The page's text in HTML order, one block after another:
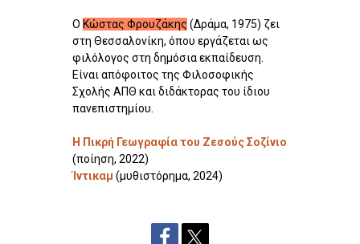
Ο Κώστας Φρουζάκης (Δράμα, 1975) ζει
στη Θεσσαλονίκη, όπου εργάζεται ως
φιλόλογος στη δημόσια εκπαίδευση.
Είναι απόφοιτος της Φιλοσοφικής
Σχολής ΑΠΘ και διδάκτορας του ίδιου
πανεπιστημίου.
Η Πικρή Γεωγραφία του Ζεσούς Σοζίνιο
(ποίηση, 2022)
Ίντικαμ (μυθιστόρημα, 2024)